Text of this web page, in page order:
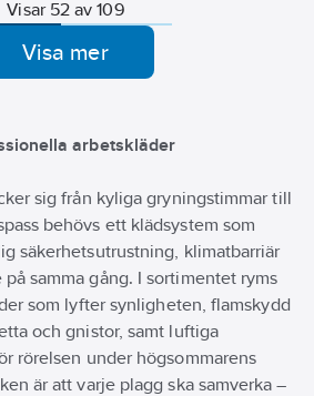
en enkel
PÅ/AV-knapp.
Värmenivå på 60
och upp till
utsidan av
knappen på fickan
Värmetid upp till 10
2x3500mAh inkl
snabbladdare
20W. USB-C.
Visar 52 av 109
Visa mer
arbetskläder
sig från kyliga gryningstimmar till
behövs ett klädsystem som
säkerhetsutrustning, klimatbarriär
samma gång. I sortimentet ryms
som lyfter synligheten, flamskydd
och gnistor, samt luftiga
rörelsen under högsommarens
är att varje plagg ska samverka –